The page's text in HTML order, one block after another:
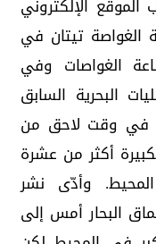
الإلكتروني
الغواصة تيتان في
صناعة الغواصات وفي
البحرية السابق
في وقت لاحق من
أكثر من عشرة
وأدّى نشر
البحار أمس إلى